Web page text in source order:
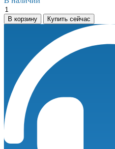
Генератор
дизельный
Амперос
количество
В корзину Купить сейчас